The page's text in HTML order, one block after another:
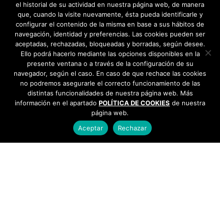
el historial de su actividad en nuestra página web, de manera
que, cuando la visite nuevamente, ésta pueda identificarle y
configurar el contenido de la misma en base a sus hábitos de
navegación, identidad y preferencias. Las cookies pueden ser
aceptadas, rechazadas, bloqueadas y borradas, según desee.
Ello podrá hacerlo mediante las opciones disponibles en la
presente ventana o a través de la configuración de su
navegador, según el caso. En caso de que rechace las cookies
no podremos asegurarle el correcto funcionamiento de las
distintas funcionalidades de nuestra página web. Más
información en el apartado POLÍTICA DE COOKIES de nuestra
página web.
Aceptar
Rechazar